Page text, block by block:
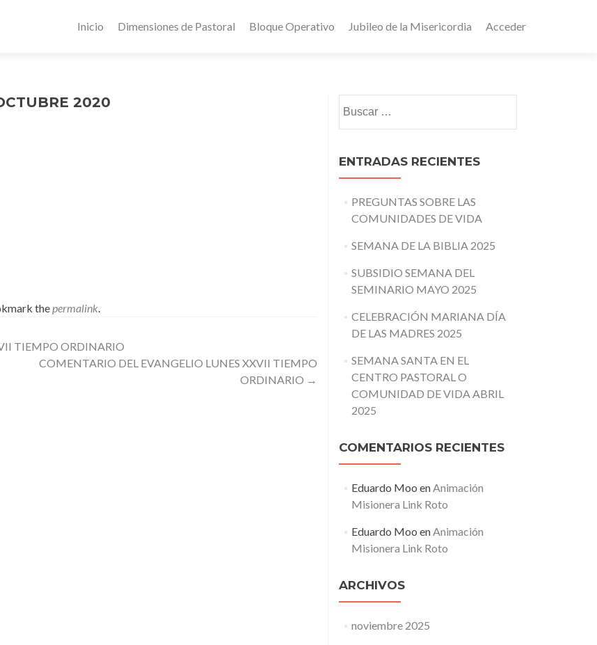
Inicio Dimensiones de Pastoral Bloque Operativo Jubileo de la Misericordia Acceder
2020
thepermalink.
TIEMPO ORDINARIO
COMENTARIO DEL EVANGELIO LUNES XXVII TIEMPO
ORDINARIO →
ENTRADAS RECIENTES
PREGUNTAS SOBRE LAS
COMUNIDADES DE VIDA
SEMANA DE LA BIBLIA 2025
SUBSIDIO SEMANA DEL
SEMINARIO MAYO 2025
CELEBRACIÓN MARIANA DÍA
DE LAS MADRES 2025
SEMANA SANTA EN EL
CENTRO PASTORAL O
COMUNIDAD DE VIDA ABRIL
2025
COMENTARIOS RECIENTES
Eduardo Moo enAnimación
Misionera Link Roto
Eduardo Moo enAnimación
Misionera Link Roto
ARCHIVOS
noviembre 2025